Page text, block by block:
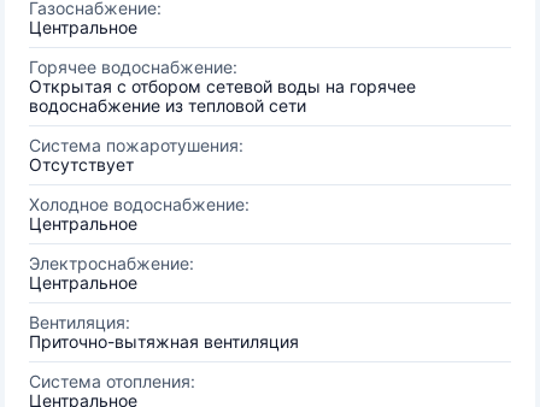
Газоснабжение:
Центральное
Горячее водоснабжение:
Открытая с отбором сетевой воды на горячее
водоснабжение из тепловой сети
Система пожаротушения:
Отсутствует
Холодное водоснабжение:
Центральное
Электроснабжение:
Центральное
Вентиляция:
Приточно-вытяжная вентиляция
Система отопления:
Центральное